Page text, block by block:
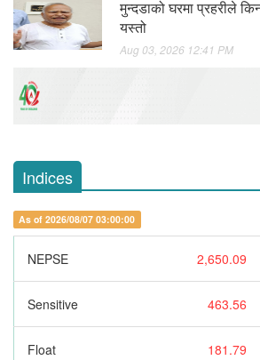
मुन्दडाको घरमा प्रहरीले
यस्तो
Aug 03, 2026 12:41 PM
Indices
As of 2026/08/07 03:00:00
NEPSE 2,650.09
Sensitive 463.56
Float 181.79